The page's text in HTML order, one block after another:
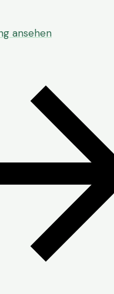
ansehen